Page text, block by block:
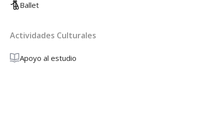
Ballet
Actividades Culturales
Apoyo al estudio